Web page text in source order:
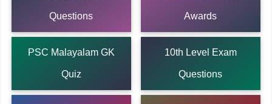
Questions Awards
PSC Malayalam GK
Quiz
10th Level Exam
Questions